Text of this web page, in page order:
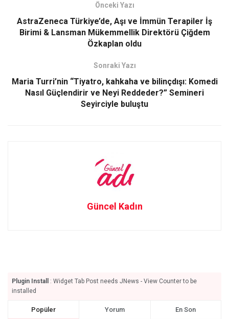
o
o
d
o
Önceki Yazı
AstraZeneca Türkiye’de, Aşı ve İmmün Terapiler İş
Birimi & Lansman Mükemmellik Direktörü Çiğdem
Özkaplan oldu
Sonraki Yazı
Maria Turri’nin “Tiyatro, kahkaha ve bilinçdışı: Komedi
Nasıl Güçlendirir ve Neyi Reddeder?” Semineri
Seyirciyle buluştu
Güncel Kadın
Plugin Install
: Widget Tab Post needs JNews - View Counter to be
installed
Popüler Yorum En Son